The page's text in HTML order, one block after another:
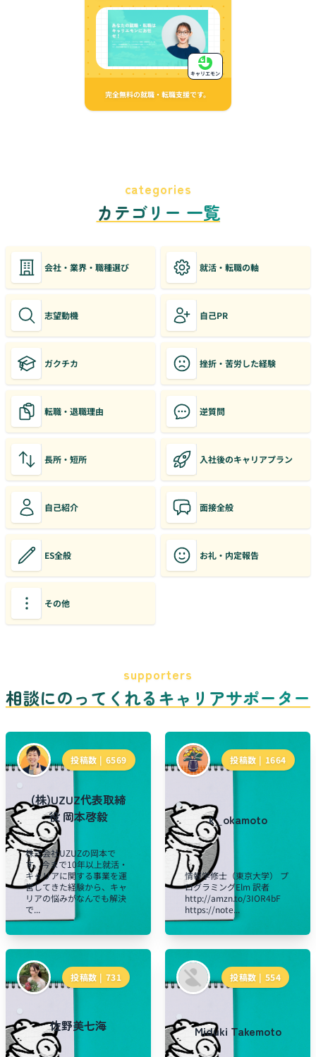
完全無料の就職・転職支援です。
キャリエモン
categories
カテゴリー 一覧
会社・業界・職種選び 就活・転職の軸
志望動機 自己PR
ガクチカ 挫折・苦労した経験
転職・退職理由 逆質問
長所・短所 入社後のキャリアプラン
自己紹介 面接全般
ES全般 お礼・内定報告
その他
supporters
相談にのってくれるキャリアサポーター
投稿数 | 6569
(株)UZUZ代表取締
役 岡本啓毅
株式会社UZUZの岡本で
す。今まで10年以上就活・
キャリアに関する事業を運
営してきた経験から、キャ
リアの悩みがなんでも解決
で...
投稿数 | 1664
k_okamoto
情報学修士（東京大学） プ
ログラミングElm 訳者
http://amzn.to/3IOR4bF
https://note...
投稿数 | 731
佐野美七海
投稿数 | 554
Miduki Takemoto